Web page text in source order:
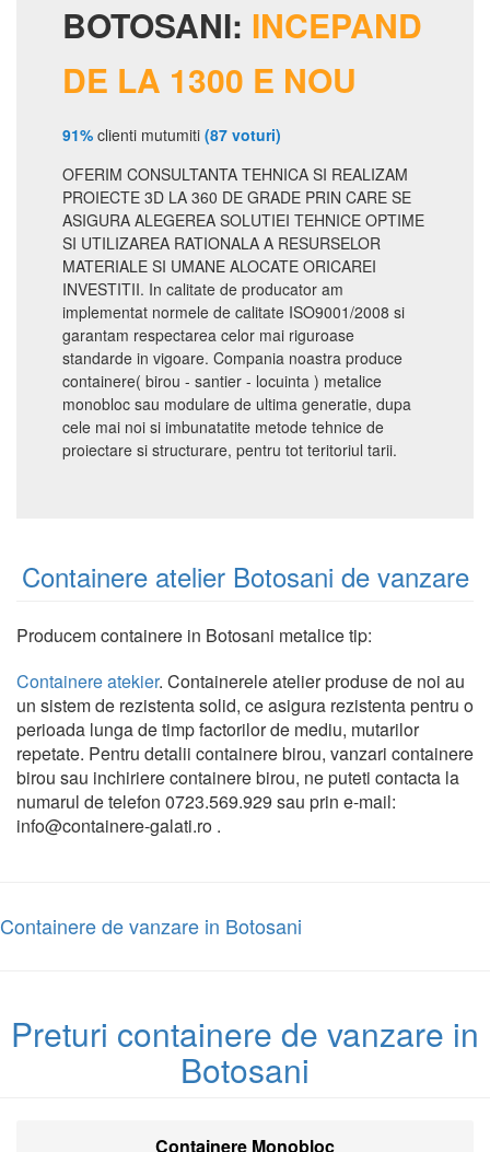
BOTOSANI: INCEPAND
DE LA 1300 E NOU
91% clienti mutumiti (87 voturi)
OFERIM CONSULTANTA TEHNICA SI REALIZAM
PROIECTE 3D LA 360 DE GRADE PRIN CARE SE
ASIGURA ALEGEREA SOLUTIEI TEHNICE OPTIME
SI UTILIZAREA RATIONALA A RESURSELOR
MATERIALE SI UMANE ALOCATE ORICAREI
INVESTITII. In calitate de producator am
implementat normele de calitate ISO9001/2008 si
garantam respectarea celor mai riguroase
standarde in vigoare. Compania noastra produce
containere( birou - santier - locuinta ) metalice
monobloc sau modulare de ultima generatie, dupa
cele mai noi si imbunatatite metode tehnice de
proiectare si structurare, pentru tot teritoriul tarii.
Containere atelier Botosani de vanzare
Producem containere in Botosani metalice tip:
Containere atekier. Containerele atelier produse de noi au
un sistem de rezistenta solid, ce asigura rezistenta pentru o
perioada lunga de timp factorilor de mediu, mutarilor
repetate. Pentru detalii containere birou, vanzari containere
birou sau inchiriere containere birou, ne puteti contacta la
numarul de telefon 0723.569.929 sau prin e-mail:
info@containere-galati.ro .
Containere de vanzare in Botosani
Preturi containere de vanzare in
Botosani
Containere Monobloc